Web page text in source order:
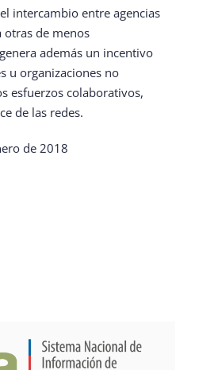
intercambio entre agencias
otras de menos
además un incentivo
u organizaciones no
esfuerzos colaborativos,
de las redes.
de 2018